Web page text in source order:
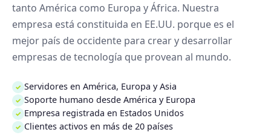
tanto América como Europa y África. Nuestra
empresa está constituida en EE.UU. porque es el
mejor país de occidente para crear y desarrollar
empresas de tecnología que provean al mundo.
✓ Servidores en América, Europa y Asia
✓ Soporte humano desde América y Europa
✓ Empresa registrada en Estados Unidos
✓ Clientes activos en más de 20 países